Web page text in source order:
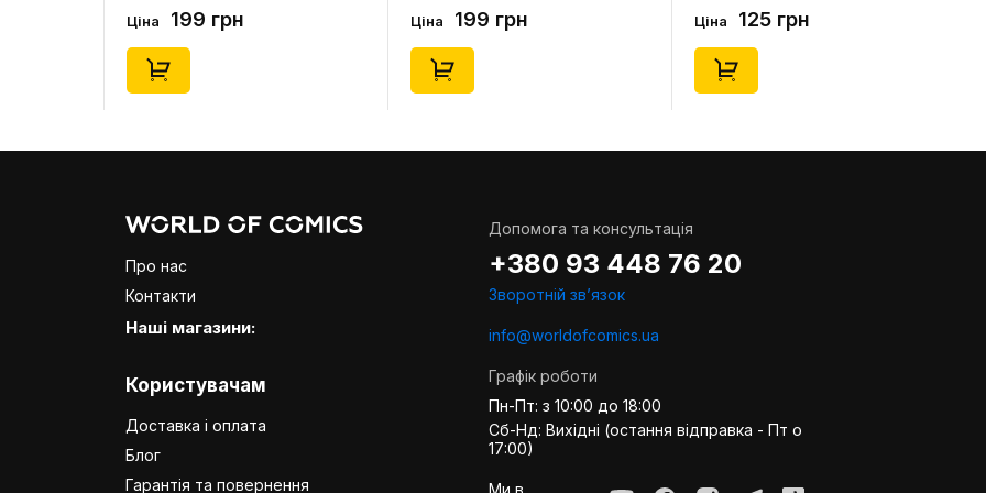
Ціна 199 грн Ціна 199 грн Ціна 125 грн
Про нас
Контакти
Наші магазини:
Користувачам
Доставка і оплата
Блог
Гарантія та повернення
Допомога та консультація
+380 93 448 76 20
Зворотній звʼязок
info@worldofcomics.ua
Графік роботи
Пн-Пт: з 10:00 до 18:00
Сб-Нд: Вихідні (остання відправка - Пт о
17:00)
Ми в